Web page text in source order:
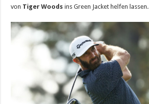
von Tiger Woods ins Green Jacket helfen lassen.